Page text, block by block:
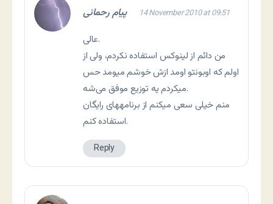
پیام رحمانی 14 November 2010 at 09:51
عالی.
من دائم از لینوکس استفاده نکردم، ولی از
اولم که اوبونتو اومد ازش خوشم میومد حس
می‏کردم یه توزیع موفق می‌شه.
منم خیلی سعی می‏کنم از برنامه‏های رایگان
استفاده کنم.
Reply